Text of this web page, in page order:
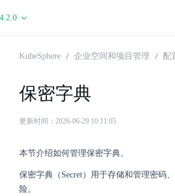
KubeSphere 企业空间和项目管理 配
保密字典
更新时间：2026-06-29 10:11:05
本节介绍如何管理保密字典。
保密字典（Secret）用于存储和管理密码
险。